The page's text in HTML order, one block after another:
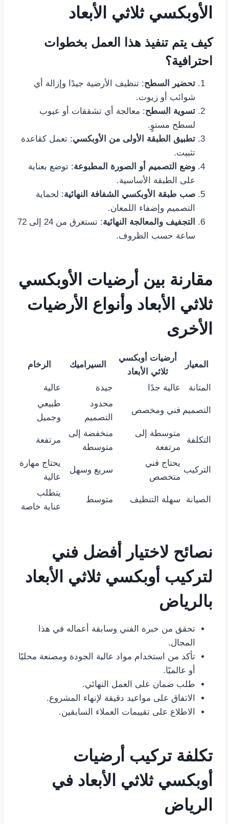
الأوبكسي ثلاثي الأبعاد
كيف يتم تنفيذ هذا العمل بخطوات
احترافية؟
تحضير السطح: تنظيف الأرضية جيدًا وإزالة أي
شوائب أو زيوت.
تسوية السطح: معالجة أي تشققات أو عيوب
لسطح مستوٍ.
تطبيق الطبقة الأولى من الأوبكسي: تعمل كقاعدة
تثبيت.
وضع التصميم أو الصورة المطبوعة: توضع بعناية
على الطبقة الأساسية.
صب طبقة الأوبكسي الشفافة النهائية: لحماية
التصميم وإضفاء اللمعان.
التجفيف والمعالجة النهائية
: تستغرق من 24 إلى 72
ساعة حسب الظروف.
مقارنة بين أرضيات الأوبكسي
ثلاثي الأبعاد وأنواع الأرضيات
الأخرى
المعيار
أرضيات أوبكسي
ثلاثي الأبعاد
السيراميك الرخام
المتانة عالية جدًا جيدة عالية
التصميم فني ومخصص
محدود
التصميم
طبيعي
وجميل
التكلفة
متوسطة إلى
مرتفعة
منخفضة إلى
متوسطة
مرتفعة
التركيب
يحتاج فني
متخصص
سريع وسهل
يحتاج مهارة
عالية
الصيانة سهلة التنظيف متوسط
يتطلب
عناية خاصة
نصائح لاختيار أفضل فني
لتركيب أوبكسي ثلاثي الأبعاد
بالرياض
تحقق من خبرة الفني وسابقة أعماله في هذا
المجال.
تأكد من استخدام مواد عالية الجودة ومصنعة محليًا
أو عالميًا.
طلب ضمان على العمل النهائي.
الاتفاق على مواعيد دقيقة لإنهاء المشروع.
الاطلاع على تقييمات العملاء السابقين.
تكلفة تركيب أرضيات
أوبكسي ثلاثي الأبعاد في
الرياض